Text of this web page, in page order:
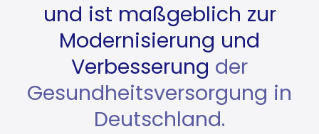
und ist maßgeblich zur
Modernisierung und
Verbesserung der
Gesundheitsversorgung in
Deutschland.